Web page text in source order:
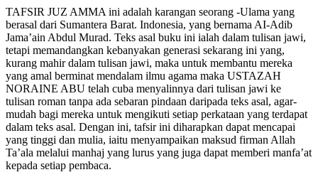
TAFSIR JUZ AMMA ini adalah karangan seorang -Ulama yang
berasal dari Sumantera Barat. Indonesia, yang bernama AI-Adib
Jama’ain Abdul Murad. Teks asal buku ini ialah dalam tulisan jawi,
tetapi memandangkan kebanyakan generasi sekarang ini yang,
kurang mahir dalam tulisan jawi, maka untuk membantu mereka
yang amal berminat mendalam ilmu agama maka USTAZAH
NORAINE ABU telah cuba menyalinnya dari tulisan jawi ke
tulisan roman tanpa ada sebaran pindaan daripada teks asal, agar-
mudah bagi mereka untuk mengikuti setiap perkataan yang terdapat
dalam teks asal. Dengan ini, tafsir ini diharapkan dapat mencapai
yang tinggi dan mulia, iaitu menyampaikan maksud firman Allah
Ta’ala melalui manhaj yang lurus yang juga dapat memberi manfa’at
kepada setiap pembaca.